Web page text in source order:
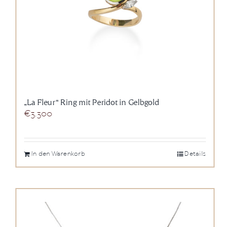
„La Fleur“ Ring mit Peridot in Gelbgold
€3.300
In den Warenkorb Details